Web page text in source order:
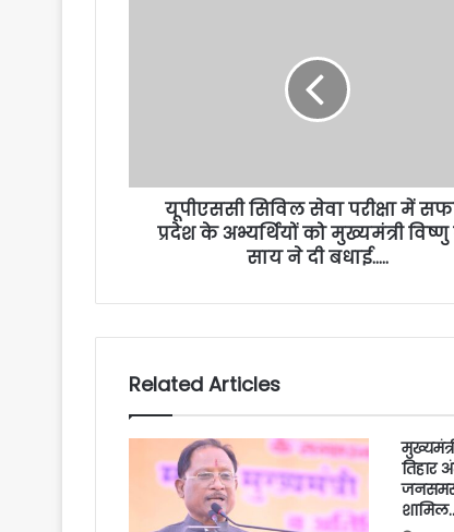
यूपीएससी सिविल सेवा परीक्षा में
प्रदेश के अभ्यर्थियों को मुख्यमंत्री
साय ने दी बधाई…..
Related Articles
तिहार